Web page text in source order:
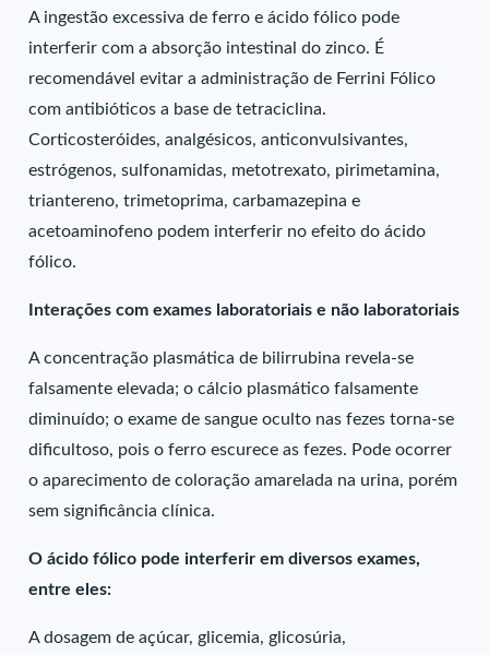
A ingestão excessiva de ferro e ácido fólico pode
interferir com a absorção intestinal do zinco. É
recomendável evitar a administração de Ferrini Fólico
com antibióticos a base de tetraciclina.
Corticosteróides, analgésicos, anticonvulsivantes,
estrógenos, sulfonamidas, metotrexato, pirimetamina,
triantereno, trimetoprima, carbamazepina e
acetoaminofeno podem interferir no efeito do ácido
fólico.
Interações com exames laboratoriais e não laboratoriais
A concentração plasmática de bilirrubina revela-se
falsamente elevada; o cálcio plasmático falsamente
diminuído; o exame de sangue oculto nas fezes torna-se
dificultoso, pois o ferro escurece as fezes. Pode ocorrer
o aparecimento de coloração amarelada na urina, porém
sem significância clínica.
O ácido fólico pode interferir em diversos exames,
entre eles:
A dosagem de açúcar, glicemia, glicosúria,